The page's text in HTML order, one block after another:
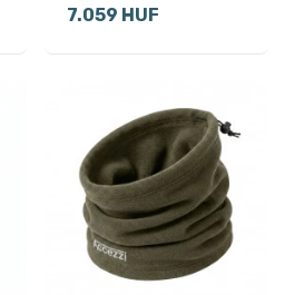
7.059 HUF